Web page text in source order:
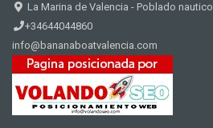
La Marina de Valencia - Poblado nautico
+34644044860
info@bananaboatvalencia.com